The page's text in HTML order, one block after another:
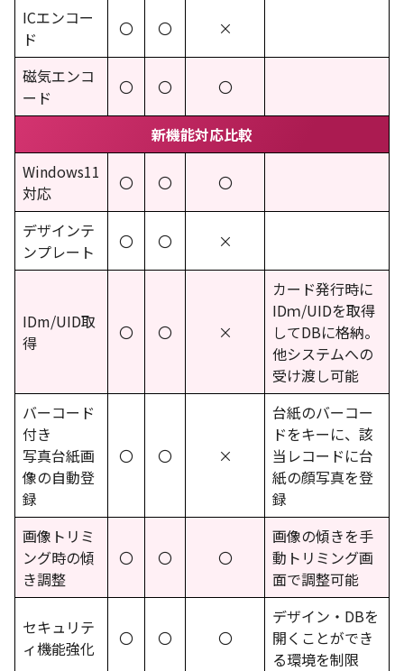
ICエンコー
ド
〇 〇 ×
磁気エンコ
ード
〇 〇 〇
新機能対応比較
Windows11
対応
〇 〇 〇
デザインテ
ンプレート
〇 〇 ×
IDm/UID取
得
〇 〇 ×
カード発行時に
IDｍ/UIDを取得
してDBに格納。
他システムへの
受け渡し可能
バーコード
付き
写真台紙画
像の自動登
録
〇 〇 ×
台紙のバーコー
ドをキーに、該
当レコードに台
紙の顔写真を登
録
画像トリミ
ング時の傾
き調整
〇 〇 〇
画像の傾きを手
動トリミング画
面で調整可能
セキュリテ
ィ機能強化
〇 〇 〇
デザイン・DBを
開くことができ
る環境を制限